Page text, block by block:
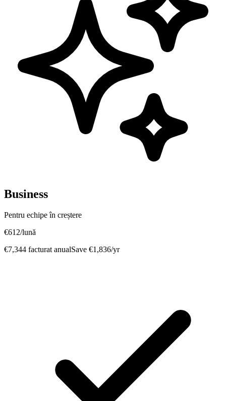
Business
Pentru echipe în creștere
€612/lună
€7,344 facturat anualSave €1,836/yr